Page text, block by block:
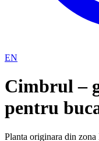
EN
Cimbrul –
pentru
Planta originara din